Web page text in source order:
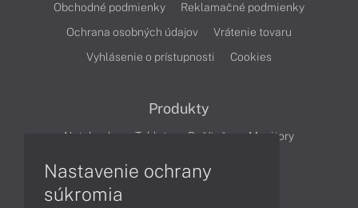
Obchodné podmienky
Reklamačné podmienky
Ochrana osobných údajov
Vrátenie tovaru
Vyhlásenie o prístupnosti
Cookies
Produkty
Notebooky Tablety Počítače Monitory
Nastavenie ochrany
súkromia